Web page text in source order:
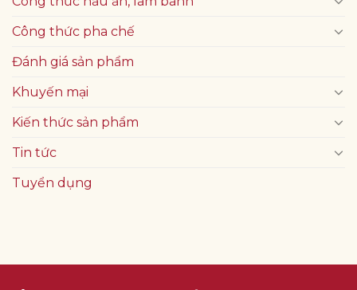
Công thức pha chế
Đánh giá sản phẩm
Khuyến mại
Kiến thức sản phẩm
Tin tức
Tuyển dụng